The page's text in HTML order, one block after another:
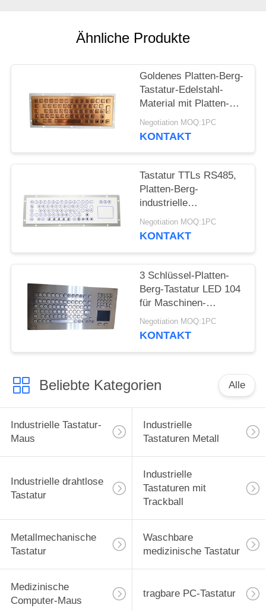
Ähnliche Produkte
Goldenes Platten-Berg-
Tastatur-Edelstahl-
Material mit Platten-
Berg-Kiosk-Lösung
Negotiation MOQ:1PC
KONTAKT
Tastatur TTLs RS485,
Platten-Berg-
industrielle
Folientastatur mit
Touch Screen Cursor
Negotiation MOQ:1PC
KONTAKT
3 Schlüssel-Platten-
Berg-Tastatur LED 104
für Maschinen-
Steueroptionale
Rollkugel
Negotiation MOQ:1PC
KONTAKT
Beliebte Kategorien Alle
Industrielle Tastatur-
Maus
Industrielle
Tastaturen Metall
Industrielle drahtlose
Tastatur
Industrielle
Tastaturen mit
Trackball
Metallmechanische
Tastatur
Waschbare
medizinische Tastatur
Medizinische
Computer-Maus
tragbare PC-Tastatur